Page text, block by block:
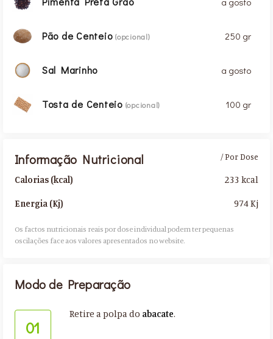
Pão de Centeio(opcional) 250 gr
Sal Marinho a gosto
Tosta de Centeio (opcional) 100 gr
Informação Nutricional
Calorias (kcal)
Energia (Kj)
/ Por Dose
233 kcal
974 Kj
Os factos nutricionais reais por dose individual podem ter pequenas
oscilações face aos valores apresentados no website.​
Modo de Preparação
01
Retire a polpa do abacate.